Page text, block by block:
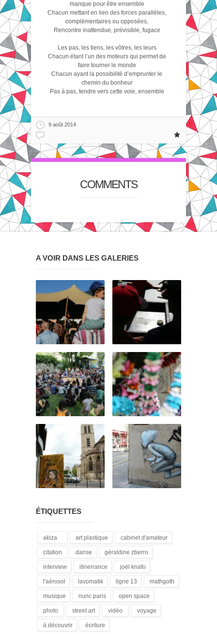
manque pour être ensemble
Chacun mettant en lien des forces parallèles,
complémentaires ou opposées,
Rencontre inattendue, prévisible, fugace
Les pas, les tiens, les vôtres, les leurs
Chacun étant l’un des moteurs qui permet de
faire tourner le monde
Chacun ayant la possibilité d’emprunter le
chemin du bonheur
Pas à pas, tendre vers cette voie, ensemble
9 août 2014
COMMENTS
A VOIR DANS LES GALERIES
ÉTIQUETTES
akiza
(21)
art plastique
(28)
cabinet d'amateur
(12)
citation
(18)
danse
(1)
géraldine zberro
interview
(15)
itinerrance
(16)
joël knafo
(3)
l'aérosol
(14)
lavomatik
(31)
ligne 13
(4)
mathgoth
musique
(13)
nunc paris
(5)
open space
photo
(3)
street art
(172)
vidéo
voyage
à découvrir
écriture